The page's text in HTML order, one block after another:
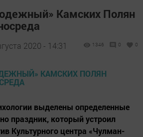
Камских Полян
2020 - 14:31 1346 0 0
выделены определенные
праздник, который устроил
Культурного центра «Чулман-